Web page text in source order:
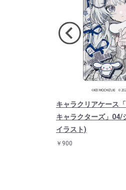
キャラクリアケース
キャラクターズ」04/
イラスト)
￥900